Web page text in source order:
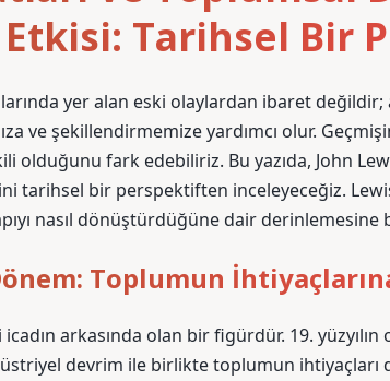
Tarihsel Bir
yer alan eski olaylardan ibaret değildir;
ve şekillendirmemize yardımcı olur.
olduğunu fark edebiliriz. Bu yazıda, John
tarihsel bir perspektiften inceleyeceğiz.
nasıl dönüştürdüğüne dair derinlemesine
Toplumun
arkasında olan bir figürdür. 19.
devrim ile birlikte toplumun ihtiyaçları